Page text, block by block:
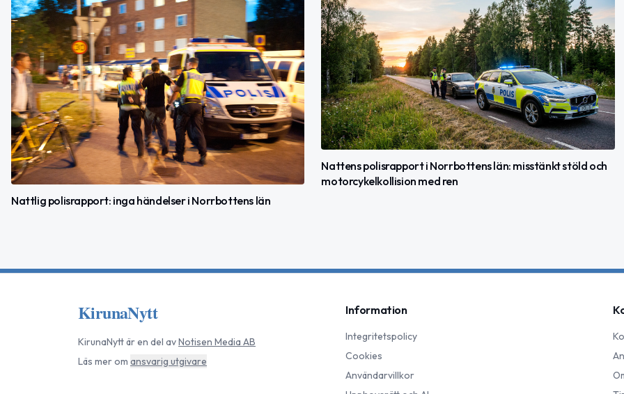
Nattlig polisrapport: inga händelser i Norrbottens län
Nattens polisrapport i Norrbottens län: misstänkt stöld och
motorcykelkollision med ren
KirunaNytt
KirunaNyttär en del avNotisen Media AB
Läs mer om ansvarig utgivare
Information
Integritetspolicy
Cookies
Användarvillkor